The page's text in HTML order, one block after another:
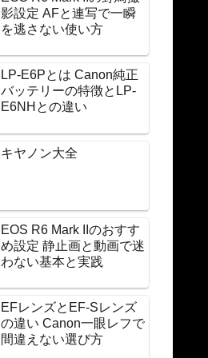
影設定 AFと連写で一瞬
を逃さない使い方
LP-E6Pとは Canon純正
バッテリーの特徴とLP-
E6NHとの違い
キヤノン大全
EOS R6 Mark IIのおすす
め設定 静止画と動画で迷
わない基本と実践
EFレンズとEF-Sレンズ
の違い Canon一眼レフで
間違えない選び方